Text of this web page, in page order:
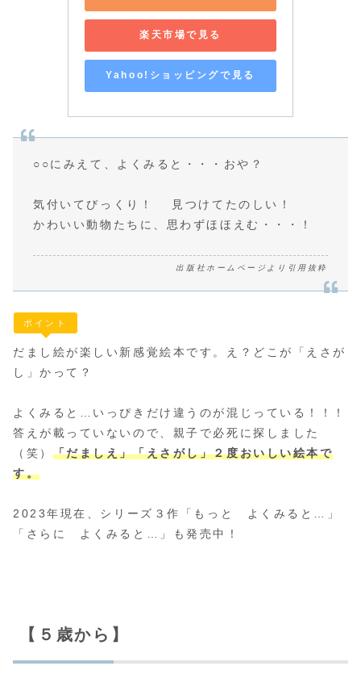
楽天市場で見る
Yahoo!ショッピングで見る
○○にみえて、よくみると・・・おや？
気付いてびっくり！ 見つけてたのしい！
かわいい動物たちに、思わずほほえむ・・・！
出版社ホームページより引用抜粋
ポイント
だまし絵が楽しい新感覚絵本です。え？どこが「えさが
し」かって？
よくみると…いっぴきだけ違うのが混じっている！！！
答えが載っていないので、親子で必死に探しました
（笑） 「だましえ」「えさがし」２度おいしい絵本で
す。
2023年現在、シリーズ３作「もっと よくみると…」
「さらに よくみると…」も発売中！
【５歳から】